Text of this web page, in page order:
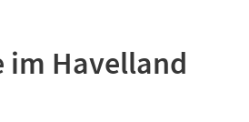
Havelland